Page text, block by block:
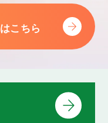
はこちら